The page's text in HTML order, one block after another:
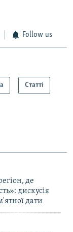
Follow us
Статті
де
дискусія
дати